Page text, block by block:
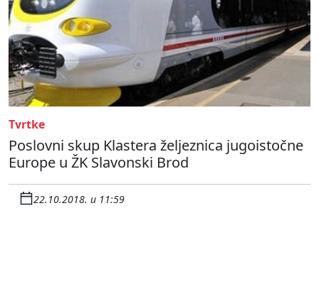
Tvrtke
Poslovni skup Klastera željeznica jugoistočne
Europe u ŽK Slavonski Brod
22.10.2018. u 11:59